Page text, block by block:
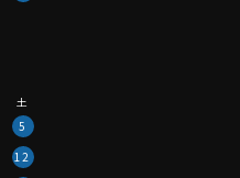
で実現が困難と言わ
りやや生成りに近いオ
ブロードの綿100%
上がりです。透け感
土
5
12